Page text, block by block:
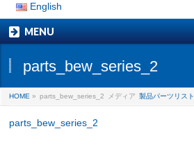
English
MENU
parts_bew_series_2
HOME » parts_bew_series_2 メディア 製品パーツリスト
parts_bew_series_2